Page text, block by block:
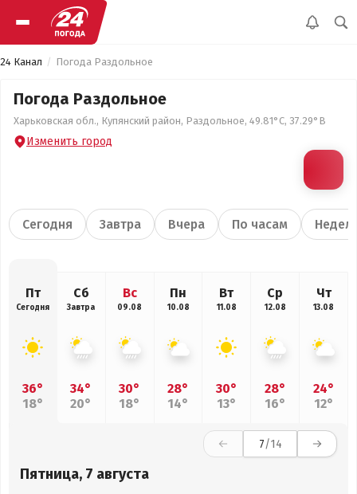
24 Канал Погода Раздольное
Погода Раздольное
Харьковская обл., Купянский район, Раздольное, 49.81°С, 37.29°В
Изменить город
Сегодня Завтра Вчера По часам
Пт
Сегодня
36°
18°
Сб
Завтра
34°
20°
Вс
09.08
30°
18°
Пн
10.08
28°
14°
Вт
11.08
30°
13°
Ср
12.08
28°
16°
Чт
13.08
24°
12°
7/14
Пятница, 7 августа